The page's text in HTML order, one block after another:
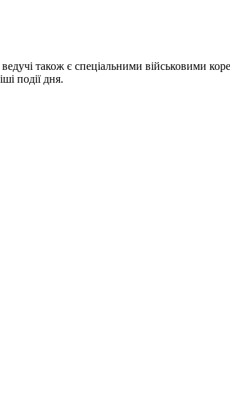
також є спеціальними військовими
події дня.